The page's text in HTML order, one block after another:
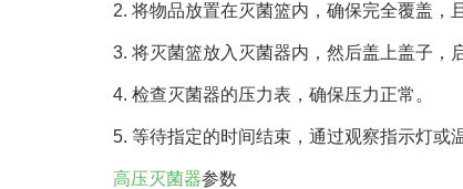
2. 将物品放置在灭菌篮内，确保完全覆盖，
3. 将灭菌篮放入灭菌器内，然后盖上盖子，
4. 检查灭菌器的压力表，确保压力正常。
5. 等待指定的时间结束，通过观察指示灯或
高压灭菌器参数